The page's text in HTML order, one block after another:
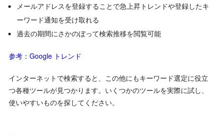
メールアドレスを登録することで急上昇トレンドや登録したキ
ーワード通知を受け取れる
過去の期間にさかのぼって検索推移を閲覧可能
参考：Google トレンド
インターネットで検索すると、この他にもキーワード選定に役立
つ各種ツールが見つかります。いくつかのツールを実際に試し、
使いやすいものを探してください。